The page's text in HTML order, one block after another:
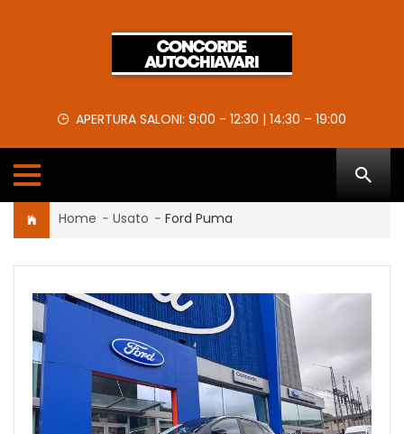
APERTURA SALONI: 9:00 - 12:30 | 14:30 – 19:00
Home - Usato - Ford Puma